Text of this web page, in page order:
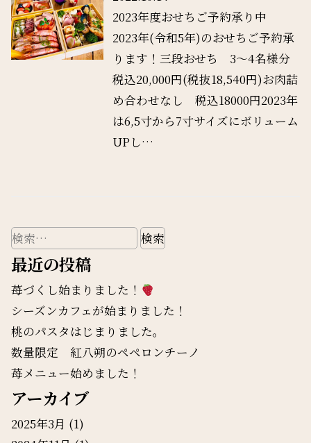
2023年度おせちご予約承り中
2023年(令和5年)のおせちご予約承
ります！三段おせち 3〜4名様分
税込20,000円(税抜18,540円)⁡お肉詰
め合わせなし 税込18000円2023年
は6,5寸から7寸サイズにボリューム
UPし…
検
索:
最近の投稿
苺づくし始まりました！
シーズンカフェが始まりました！
桃のパスタはじまりました。
数量限定 紅八朔のペペロンチーノ
苺メニュー始めました！
アーカイブ
2025年3月 (1)